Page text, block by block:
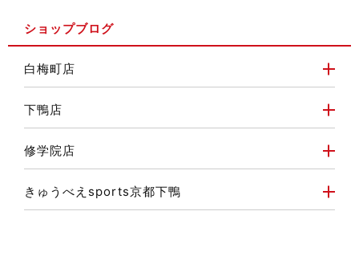
ショップブログ
白梅町店
下鴨店
修学院店
きゅうべえsports京都下鴨